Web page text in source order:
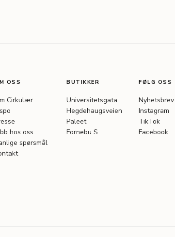
OSS
Cirkulær
hos oss
spørsmål
BUTIKKER
Universitetsgata
Hegdehaugsveien
Paleet
Fornebu S
FØLG OSS
Nyhetsbrev
Instagram
TikTok
Facebook